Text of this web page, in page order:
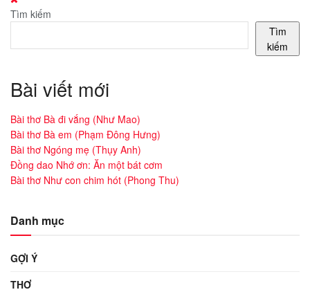
Tìm kiếm
Tìm
kiếm
Bài viết mới
Bài thơ Bà đi vắng (Như Mao)
Bài thơ Bà em (Phạm Đông Hưng)
Bài thơ Ngóng mẹ (Thụy Anh)
Đồng dao Nhớ ơn: Ăn một bát cơm
Bài thơ Như con chim hót (Phong Thu)
Danh mục
GỢI Ý
THƠ